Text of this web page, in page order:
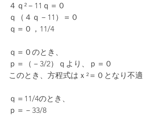
４ｑ²－11ｑ＝０
ｑ（４ｑ－11）＝０
ｑ＝０，11/4
ｑ＝０のとき、
ｐ＝（－3/2）ｑより、ｐ＝０
このとき、方程式はｘ²＝０となり不適
ｑ＝11/4のとき、
ｐ＝－33/8